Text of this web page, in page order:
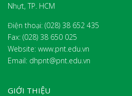
Nhựt, TP. HCM
Điện thoại: (028) 38 652 435
Fax: (028) 38 650 025
Website: www.pnt.edu.vn
Email: dhpnt@pnt.edu.vn
GIỚI THIỆU